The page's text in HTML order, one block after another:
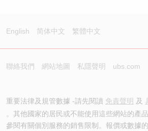
English 简体中文 繁體中文
聯絡我們 網站地圖 私隱聲明 ubs.com
重要法律及規管數據 -請先閱讀 免責聲明 及
。其他國家的居民或不能使用這些網站的產
參閱有關個別服務的銷售限制。報價或數據